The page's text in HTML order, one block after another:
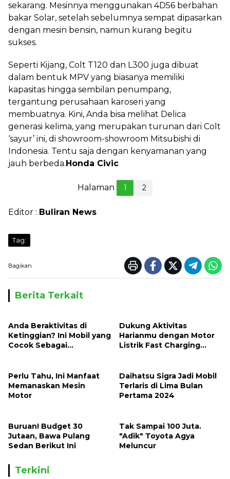
sekarang. Mesinnya menggunakan 4D56 berbahan
bakar Solar, setelah sebelumnya sempat dipasarkan
dengan mesin bensin, namun kurang begitu
sukses.
Seperti Kijang, Colt T120 dan L300 juga dibuat
dalam bentuk MPV yang biasanya memiliki
kapasitas hingga sembilan penumpang,
tergantung perusahaan karoseri yang
membuatnya. Kini, Anda bisa melihat Delica
generasi kelima, yang merupakan turunan dari Colt
‘sayur’ ini, di showroom-showroom Mitsubishi di
Indonesia. Tentu saja dengan kenyamanan yang
jauh berbeda. Honda Civic
Halaman 1 2
Editor : Buliran News
Tag:
Bagikan
Berita Terkait
Anda Beraktivitas di
Ketinggian? Ini Mobil yang
Cocok Sebagai
Dukung Aktivitas
Harianmu dengan Motor
Listrik Fast Charging
Perlu Tahu, Ini Manfaat
Memanaskan Mesin
Motor
Daihatsu Sigra Jadi Mobil
Terlaris di Lima Bulan
Pertama 2024
Buruan! Budget 30
Jutaan, Bawa Pulang
Sedan Berikut Ini
Tak Sampai 100 Juta.
"Adik" Toyota Agya
Meluncur
Terkini